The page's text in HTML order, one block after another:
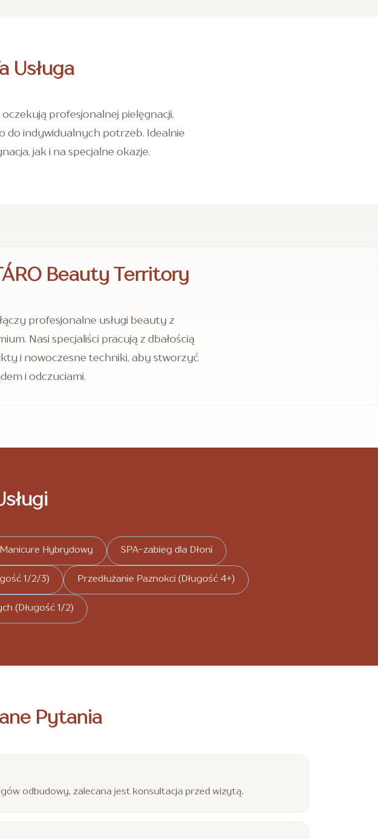
Usługa
profesjonalnej pielęgnacji,
do indywidualnych potrzeb. Idealnie
jak i na specjalne okazje.
Beauty Territory
profesjonalne usługi beauty z
Nasi specjaliści pracują z dbałością
i nowoczesne techniki, aby stworzyć
i odczuciami.
Manicure Hybrydowy SPA-zabieg dla Dłoni
1/2/3) Przedłużanie Paznokci (Długość 4+)
(Długość 1/2)
Pytania
odbudowy, zalecana jest konsultacja przed wizytą.